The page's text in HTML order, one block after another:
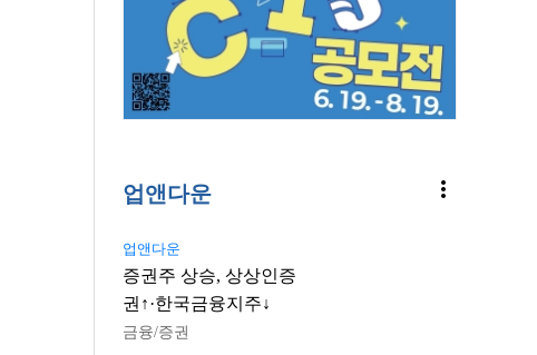
업앤다운 more_vert
업앤다운
증권주 상승, 상상인증
권↑·한국금융지주↓
금융/증권